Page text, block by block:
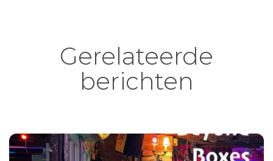
Gerelateerde
berichten